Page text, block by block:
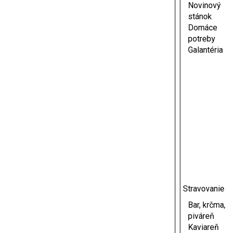
Novinový
stánok
Domáce
potreby
Galantéria
Stravovanie
Bar, krčma,
piváreň
Kaviareň